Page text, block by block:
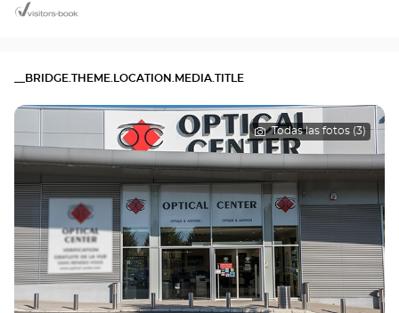
__BRIDGE.THEME.LOCATION.MEDIA.TITLE
Todas las fotos (3)